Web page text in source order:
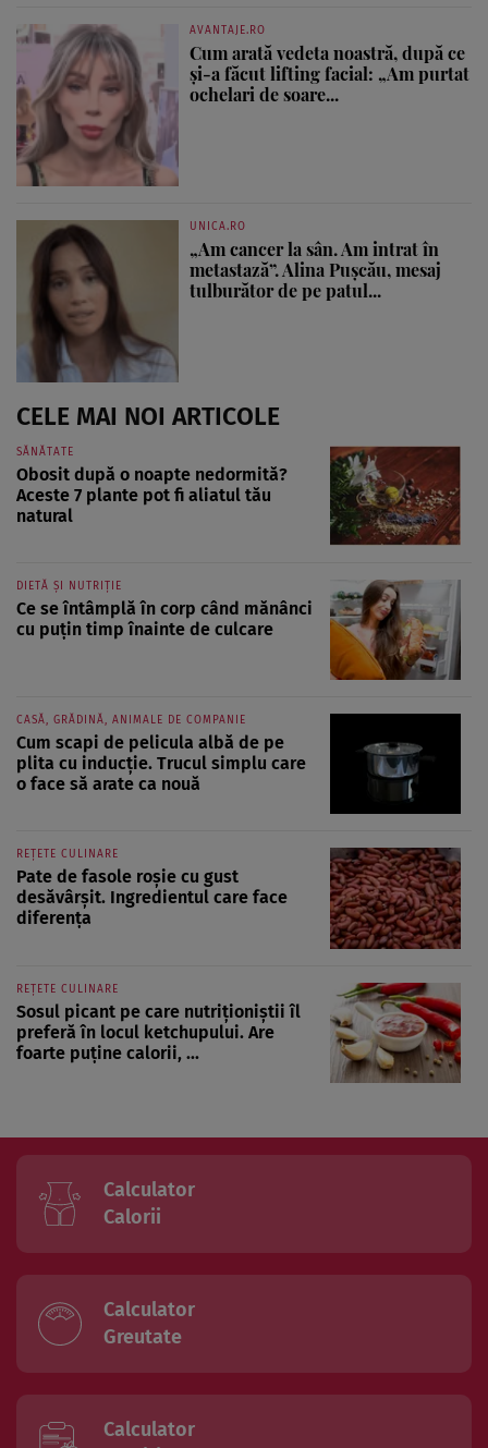
AVANTAJE.RO
Cum arată vedeta noastră, după ce
și-a făcut lifting facial: „Am purtat
ochelari de soare...
UNICA.RO
„Am cancer la sân. Am intrat în
metastază”. Alina Pușcău, mesaj
tulburător de pe patul...
CELE MAI NOI ARTICOLE
SĂNĂTATE
Obosit după o noapte nedormită?
Aceste 7 plante pot fi aliatul tău
natural
DIETĂ ȘI NUTRIȚIE
Ce se întâmplă în corp când mănânci
cu puțin timp înainte de culcare
CASĂ, GRĂDINĂ, ANIMALE DE COMPANIE
Cum scapi de pelicula albă de pe
plita cu inducție. Trucul simplu care
o face să arate ca nouă
REȚETE CULINARE
Pate de fasole roșie cu gust
desăvârșit. Ingredientul care face
diferența
REȚETE CULINARE
Sosul picant pe care nutriționiștii îl
preferă în locul ketchupului. Are
foarte puține calorii, ...
Calculator
Calorii
Calculator
Greutate
Calculator